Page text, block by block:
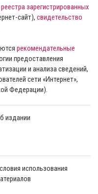
зарегистрированных
сайт), свидетельство
рекомендательные
предоставления
и анализа сведений,
сети «Интернет»,
Федерации).
издании
использования